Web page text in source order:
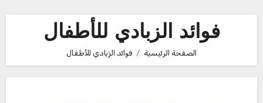
فوائد الزبادي للأطفال
الصفحة الرئيسية فوائد الزبادي للأطفال